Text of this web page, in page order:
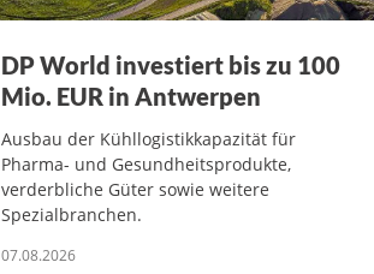
DP World investiert bis zu 100
Mio. EUR in Antwerpen
Ausbau der Kühllogistikkapazität für
Pharma- und Gesundheitsprodukte,
verderbliche Güter sowie weitere
Spezialbranchen.
07.08.2026